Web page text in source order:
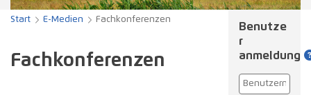
Start E-Medien Fachkonferenzen
Fachkonferenzen
Benutze
r­
anmeldung